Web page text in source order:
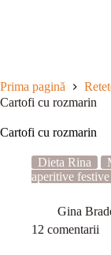
Prima pagină
Cartofi cu rozmarin
Cartofi cu rozmarin
Dieta Rina
aperitive festive
Gina
12 comentarii